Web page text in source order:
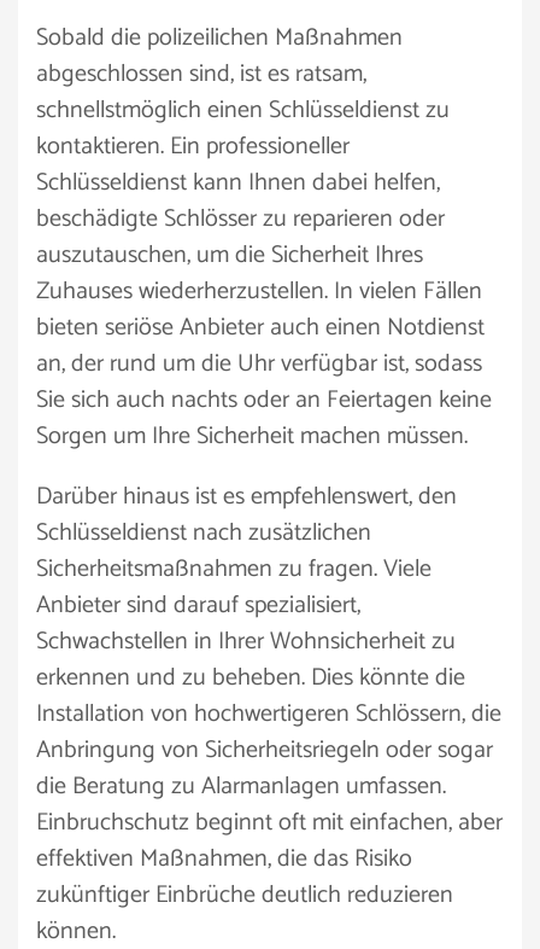
Sobald die polizeilichen Maßnahmen
abgeschlossen sind, ist es ratsam,
schnellstmöglich einen Schlüsseldienst zu
kontaktieren. Ein professioneller
Schlüsseldienst kann Ihnen dabei helfen,
beschädigte Schlösser zu reparieren oder
auszutauschen, um die Sicherheit Ihres
Zuhauses wiederherzustellen. In vielen Fällen
bieten seriöse Anbieter auch einen Notdienst
an, der rund um die Uhr verfügbar ist, sodass
Sie sich auch nachts oder an Feiertagen keine
Sorgen um Ihre Sicherheit machen müssen.
Darüber hinaus ist es empfehlenswert, den
Schlüsseldienst nach zusätzlichen
Sicherheitsmaßnahmen zu fragen. Viele
Anbieter sind darauf spezialisiert,
Schwachstellen in Ihrer Wohnsicherheit zu
erkennen und zu beheben. Dies könnte die
Installation von hochwertigeren Schlössern, die
Anbringung von Sicherheitsriegeln oder sogar
die Beratung zu Alarmanlagen umfassen.
Einbruchschutz beginnt oft mit einfachen, aber
effektiven Maßnahmen, die das Risiko
zukünftiger Einbrüche deutlich reduzieren
können.